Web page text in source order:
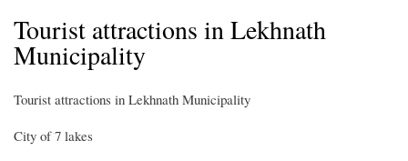
Tourist attractions in Lekhnath
Municipality
Tourist attractions in Lekhnath Municipality
City of 7 lakes